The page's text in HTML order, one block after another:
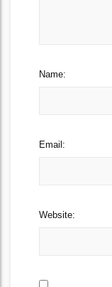
Name:
Email:
Website: